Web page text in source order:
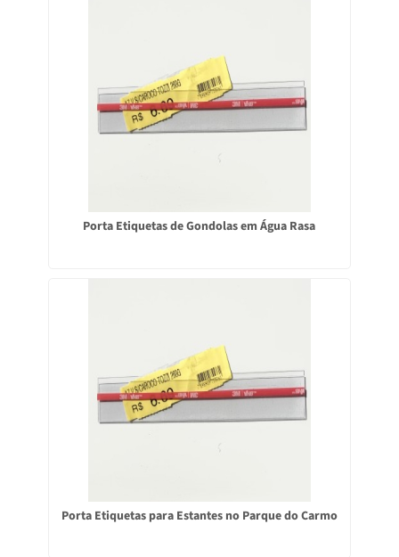
Porta Etiquetas de Gondolas em Água Rasa
Porta Etiquetas para Estantes no Parque do Carmo